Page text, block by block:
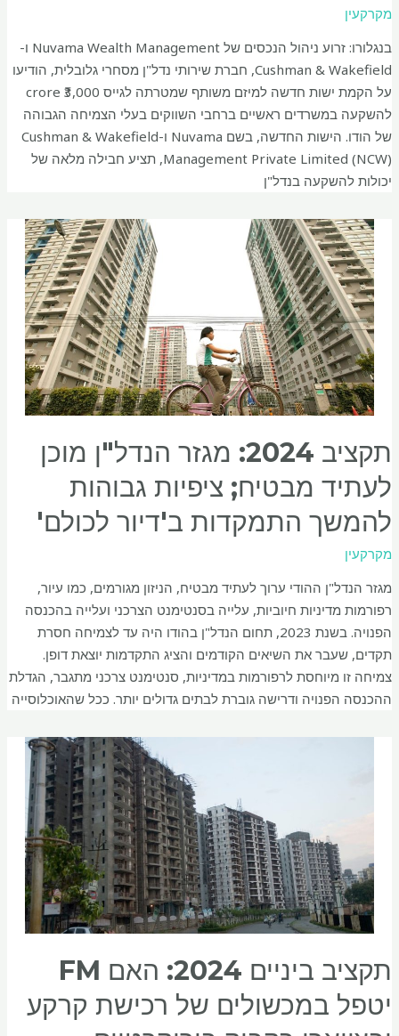
מקרקעין
בנגלורו: זרוע ניהול הנכסים של Nuvama Wealth Management ו-
Cushman & Wakefield, חברת שירותי נדל"ן מסחרי גלובלית, הודיעו
על הקמת ישות חדשה למיזם משותף שמטרתה לגייס ₹3,000 crore
להשקעה במשרדים ראשיים ברחבי השווקים בעלי הצמיחה הגבוהה
של הודו. הישות החדשה, בשם Nuvama ו-Cushman & Wakefield
Management Private Limited (NCW), תציע חבילה מלאה של
יכולות להשקעה בנדל"ן
תקציב 2024: מגזר הנדל"ן מוכן
לעתיד מבטיח; ציפיות גבוהות
להמשך התמקדות ב'דיור לכולם'
מקרקעין
מגזר הנדל"ן ההודי ערוך לעתיד מבטיח, הניזון מגורמים, כמו עיור,
רפורמות מדיניות חיוביות, עלייה בסנטימנט הצרכני ועלייה בהכנסה
הפנויה. בשנת 2023, תחום הנדל"ן בהודו היה עד לצמיחה חסרת
תקדים, שעבר את השיאים הקודמים והציג התקדמות יוצאת דופן.
צמיחה זו מיוחסת לרפורמות במדיניות, סנטימנט צרכני מתגבר, הגדלת
ההכנסה הפנויה ודרישה גוברת לבתים גדולים יותר. ככל שהאוכלוסייה
תקציב ביניים 2024: האם FM
יטפל במכשולים של רכישת קרקע